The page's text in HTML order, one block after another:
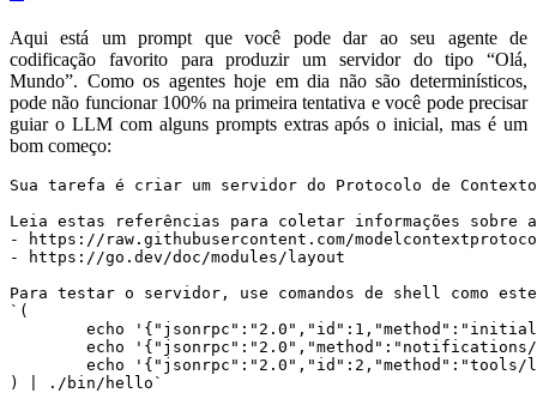
Aqui está um prompt que você pode dar ao seu agente de
codificação favorito para produzir um servidor do tipo “Olá,
Mundo”. Como os agentes hoje em dia não são determinísticos,
pode não funcionar 100% na primeira tentativa e você pode precisar
guiar o LLM com alguns prompts extras após o inicial, mas é um
bom começo:
) | ./bin/hello`